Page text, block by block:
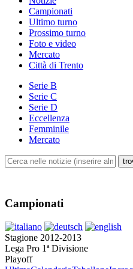
Campionati
Ultimo turno
Prossimo turno
Foto e video
Mercato
Città di Trento
Serie B
Serie C
Serie D
Eccellenza
Femminile
Mercato
Campionati
Stagione 2012-2013
Lega Pro 1ª Divisione
Playoff